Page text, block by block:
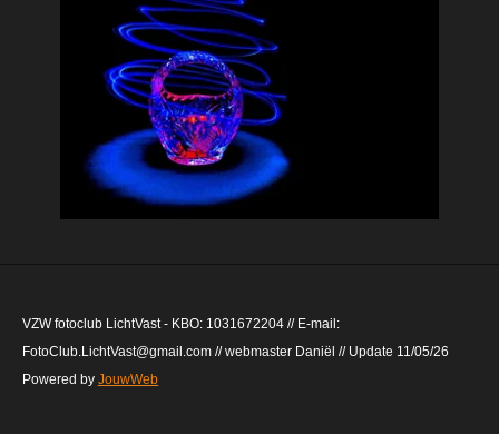
VZW fotoclub LichtVast - KBO: 1031672204 // E-mail:
FotoClub.LichtVast@gmail.com // webmaster Daniël // Update 11/05/26
Powered by JouwWeb